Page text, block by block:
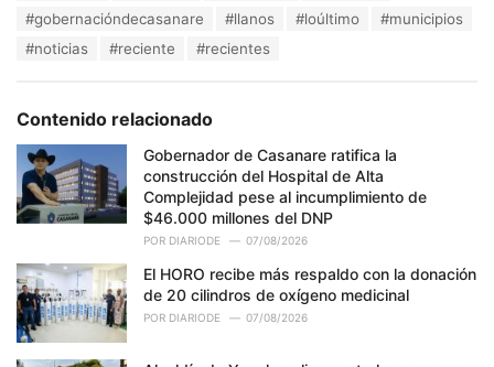
e
s
:
#gobernacióndecasanare
#llanos #loúltimo
#municipios
#noticias
#reciente #recientes
Contenido relacionado
Gobernador de Casanare ratifica la
construcción del Hospital de Alta
Complejidad pese al incumplimiento de
$46.000 millones del DNP
POR DIARIODE 07/08/2026
El HORO recibe más respaldo con la donación
de 20 cilindros de oxígeno medicinal
POR DIARIODE 07/08/2026